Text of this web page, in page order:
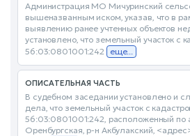
Администрация МО Мичуринский
вышеназванным иском, указав, что в
выявлению ранее учтенных объектов
установлено, что земельный участок с
56:03:0801001:242
еще...
ОПИСАТЕЛЬНАЯ ЧАСТЬ
В судебном заседании установлено и
дела, что земельный участок с
56:03:0801001:242, расположенный по
Оренбургская, р-н Акбулакский,